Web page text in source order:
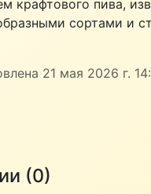
крафтового пива,
сортами и
21 мая 2026 г.
(0)